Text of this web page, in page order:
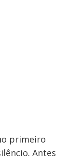
primeiro
Antes